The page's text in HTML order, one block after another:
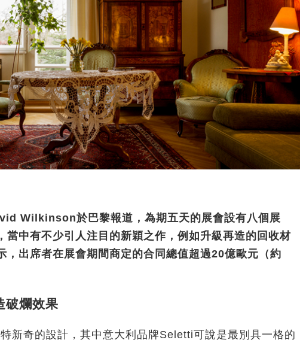
Wilkinson於巴黎報道，為期五天的展會設有八個展
當中有不少引人注目的新穎之作，例如升級再造的回收材
，出席者在展會期間商定的合同總值超過20億歐元（約
爛效果
新奇的設計，其中意大利品牌Seletti可說是最別具一格的